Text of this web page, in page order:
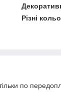
Різні
по